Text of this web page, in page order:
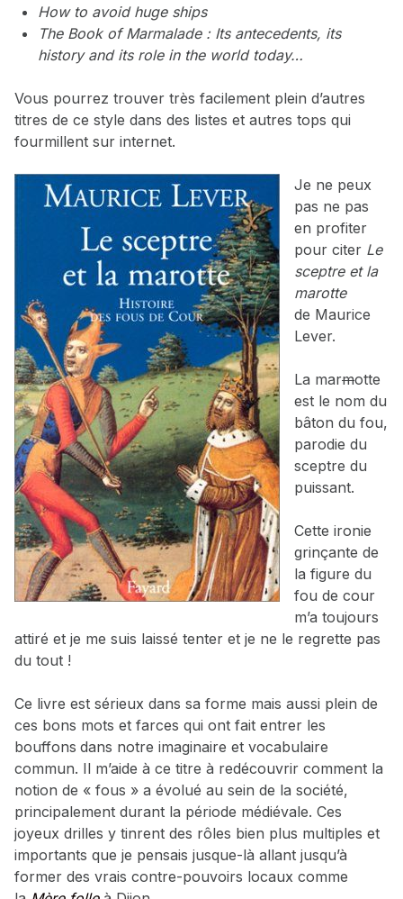
How to avoid huge ships
The Book of Marmalade : Its antecedents, its
history and its role in the world today…
Vous pourrez trouver très facilement plein d’autres
titres de ce style dans des listes et autres tops qui
fourmillent sur internet.
Je ne peux
pas ne pas
en profiter
pour citer Le
sceptre et la
marotte
de Maurice
Lever.
La marmotte
est le nom du
bâton du fou,
parodie du
sceptre du
puissant.
Cette ironie
grinçante de
la figure du
fou de cour
m’a toujours
attiré et je me suis laissé tenter et je ne le regrette pas
du tout !
Ce livre est sérieux dans sa forme mais aussi plein de
ces bons mots et farces qui ont fait entrer les
bouffons dans notre imaginaire et vocabulaire
commun. Il m’aide à ce titre à redécouvrir comment la
notion de « fous » a évolué au sein de la société,
principalement durant la période médiévale. Ces
joyeux drilles y tinrent des rôles bien plus multiples et
importants que je pensais jusque-là allant jusqu’à
former des vrais contre-pouvoirs locaux comme